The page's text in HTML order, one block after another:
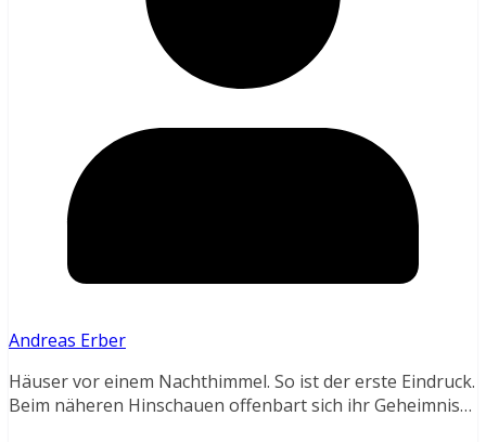
Andreas Erber
Häuser vor einem Nachthimmel. So ist der erste Eindruck.
Beim näheren Hinschauen offenbart sich ihr Geheimnis…